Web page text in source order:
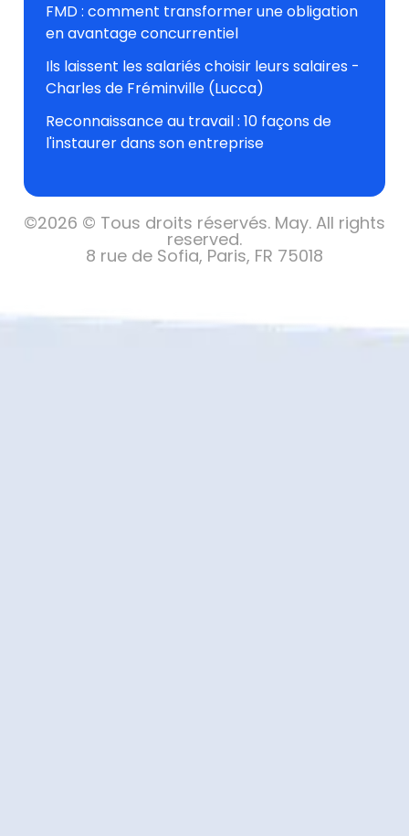
FMD : comment transformer une obligation
en avantage concurrentiel
Ils laissent les salariés choisir leurs salaires -
Charles de Fréminville (Lucca)
Reconnaissance au travail : 10 façons de
l'instaurer dans son entreprise
©2026 © Tous droits réservés. May. All rights
reserved.
8 rue de Sofia, Paris, FR 75018